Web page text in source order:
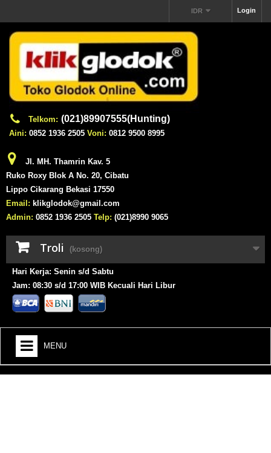
Login
IDR
Telkom: (021)89907555(Hunting)
Aini: 0852 1936 2505 Voni: 0812 9500 8995
Jl. MH. Thamrin Kav. 5
Ruko Roxy Blok A No. 20, Cibatu
Lippo Cikarang Bekasi 17550
Email: klikglodok@gmail.com
Admin: 0852 1936 2505 Telp: (021)8990 9065
Troli (kosong)
Hari Kerja: Senin s/d Sabtu
Jam: 08:30 s/d 17:00 WIB Kecuali Hari Libur
MENU